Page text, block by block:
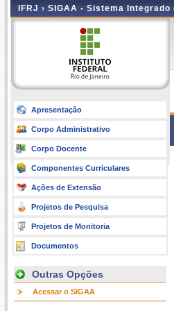
IFRJ › SIGAA - Sistema
Apresentação
Corpo Administrativo
Corpo Docente
Componentes Curriculares
Ações de Extensão
Projetos de Pesquisa
Projetos de Monitoria
Documentos
Outras Opções
Acessar o SIGAA